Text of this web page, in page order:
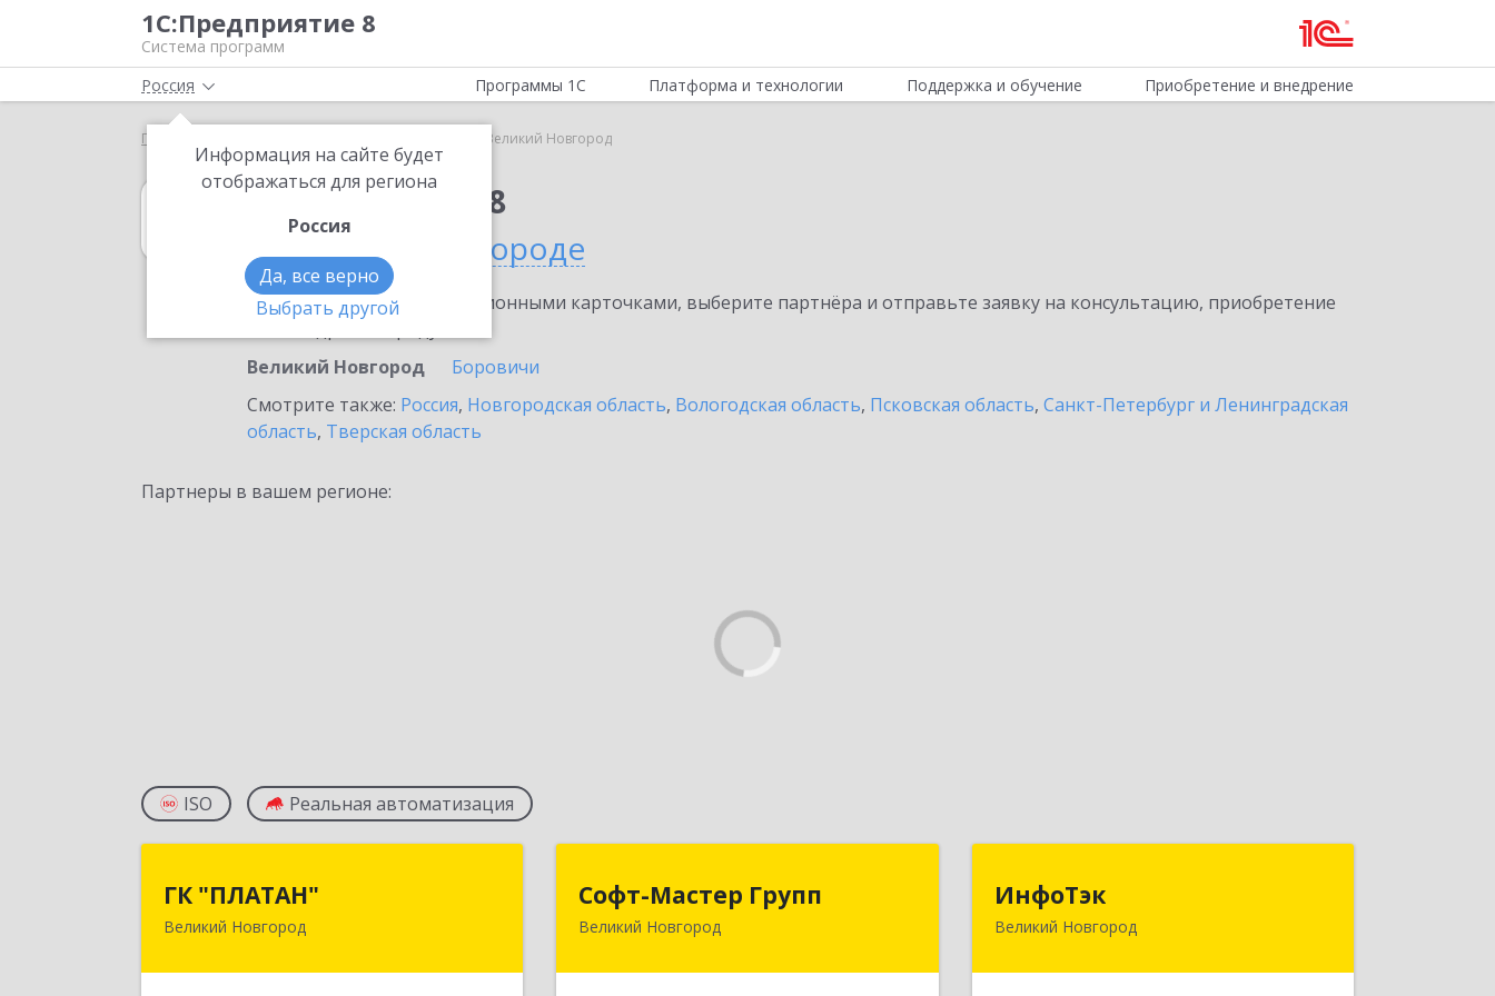
1С:Предприятие 8
Система программ
Россия
Информация на сайте будет
отображаться для региона
Россия
Да, все верно
Выбрать другой
Программы 1С Платформа и технологии Поддержка и обучение Приобретение и внедрение
Главная Великий Новгород
1С:Упрощенка 8
в Великом Новгороде
Ознакомьтесь с информационными карточками, выберите партнёра и отправьте заявку на консультацию, приобретение
Великий Новгород
Боровичи
Смотрите также: Россия, Новгородская область, Вологодская область, Псковская область, Санкт-Петербург и Ленинградская
область, Тверская область
Партнеры в вашем регионе:
ISO Реальная автоматизация
ГК "ПЛАТАН"
Великий Новгород
173003, Новгородская обл, Великий
Софт-Мастер Групп
Великий Новгород
173000, Новгородская обл, Великий
ИнфоТэк
Великий Новгород
173003, Новгородская обл, Великий